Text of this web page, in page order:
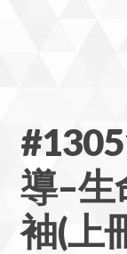
導–生
袖(上